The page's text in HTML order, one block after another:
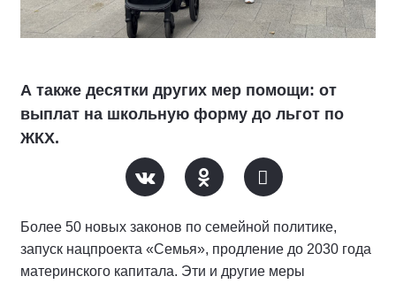
А также десятки других мер помощи: от
выплат на школьную форму до льгот по
ЖКХ.
Более 50 новых законов по семейной политике,
запуск нацпроекта «Семья», продление до 2030 года
материнского капитала. Эти и другие меры